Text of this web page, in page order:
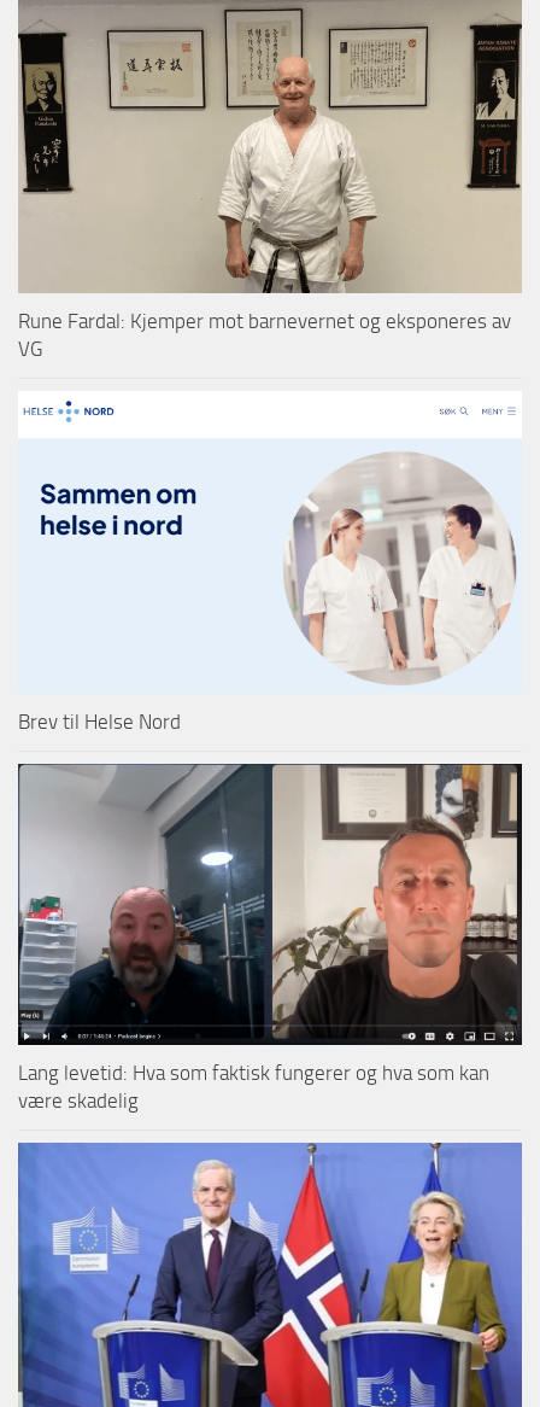
Rune Fardal: Kjemper mot barnevernet og eksponeres av
VG
Brev til Helse Nord
Lang levetid: Hva som faktisk fungerer og hva som kan
være skadelig